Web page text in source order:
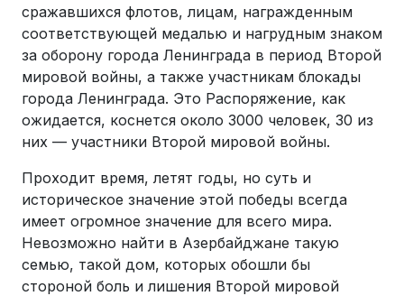
сражавшихся флотов, лицам, награжденным
соответствующей медалью и нагрудным знаком
за оборону города Ленинграда в период Второй
мировой войны, а также участникам блокады
города Ленинграда. Это Распоряжение, как
ожидается, коснется около 3000 человек, 30 из
них — участники Второй мировой войны.
Проходит время, летят годы, но суть и
историческое значение этой победы всегда
имеет огромное значение для всего мира.
Невозможно найти в Азербайджане такую
семью, такой дом, которых обошли бы
стороной боль и лишения Второй мировой